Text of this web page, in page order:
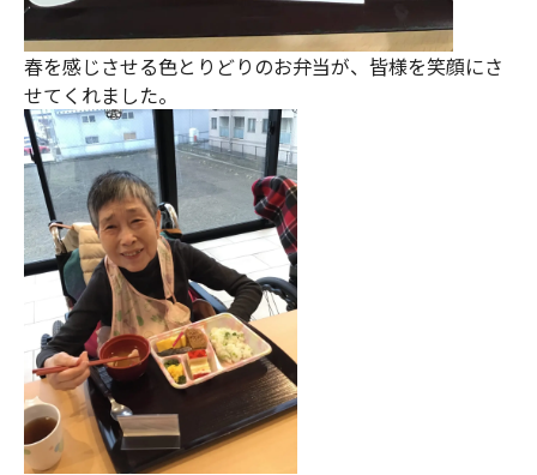
春を感じさせる色とりどりのお弁当が、皆様を笑顔にさ
せてくれました。